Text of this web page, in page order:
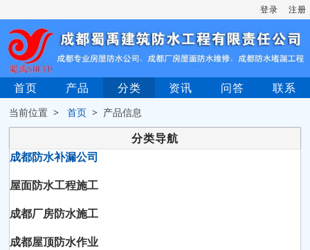
登录 注册
首页 产品 分类 资讯 问答 联系
当前位置 >首页 > 产品信息
分类导航
成都防水补漏公司
屋面防水工程施工
成都厂房防水施工
成都屋顶防水作业